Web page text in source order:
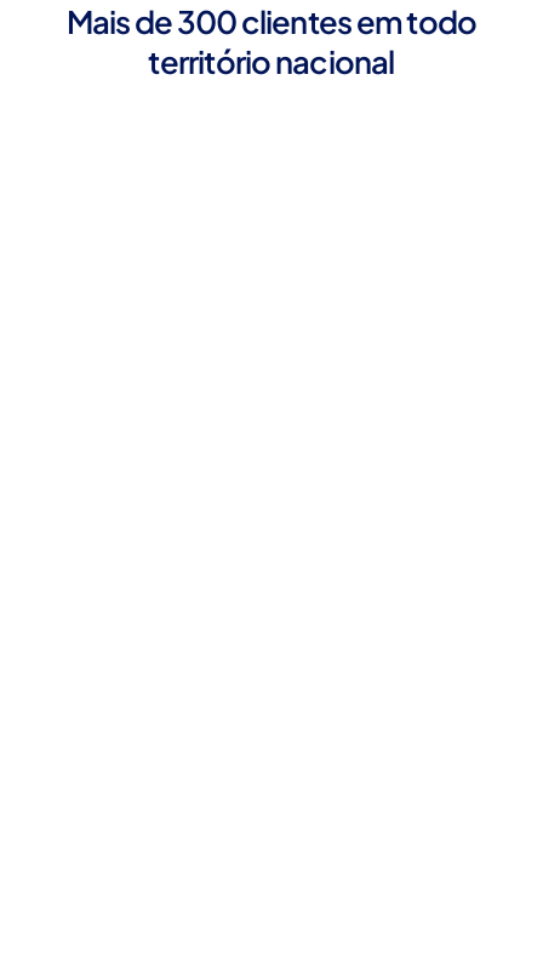
Mais de 300 clientes em todo
território nacional